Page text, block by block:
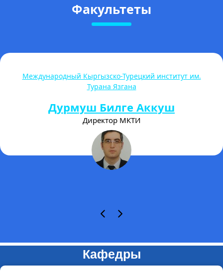
Факультеты
Высшая школа магистратуры
Бегимкуловна
Директор магистратуры
Кафедры